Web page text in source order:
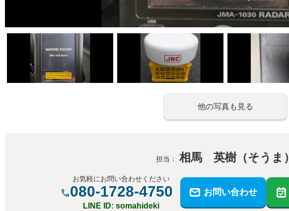
他の写真も見る
担当： 相馬 英樹（そうま）
お気軽にお問い合わせください
080-1728-4750
LINE ID: somahideki
お問い合わせ